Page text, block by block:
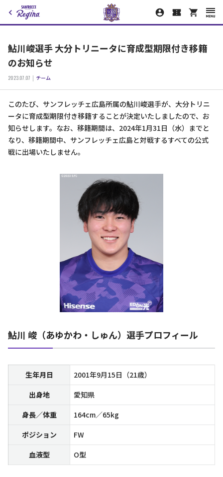
鮎川峻選手 大分トリニータに育成型期限付き移籍
のお知らせ
2023.07.07 チーム
このたび、サンフレッチェ広島所属の鮎川峻選手が、大分トリニ
ータに育成型期限付き移籍することが決定いたしましたので、お
知らせします。なお、移籍期間は、2024年1月31日（水）までと
なり、移籍期間中、サンフレッチェ広島と対戦するすべての公式
戦に出場いたしません。
鮎川 峻（あゆかわ・しゅん）選手プロフィール
生年月日
2001年9月15日（21歳）
出身地
愛知県
身長／体重
164cm／65kg
ポジション
FW
血液型
O型